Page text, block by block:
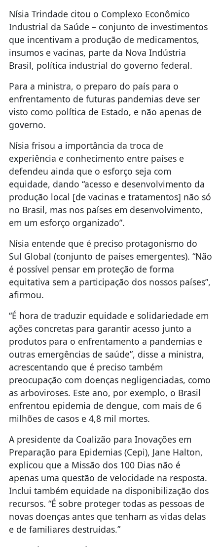
Nísia Trindade citou o Complexo Econômico
Industrial da Saúde – conjunto de investimentos
que incentivam a produção de medicamentos,
insumos e vacinas, parte da Nova Indústria
Brasil, política industrial do governo federal.
Para a ministra, o preparo do país para o
enfrentamento de futuras pandemias deve ser
visto como política de Estado, e não apenas de
governo.
Nísia frisou a importância da troca de
experiência e conhecimento entre países e
defendeu ainda que o esforço seja com
equidade, dando “acesso e desenvolvimento da
produção local [de vacinas e tratamentos] não só
no Brasil, mas nos países em desenvolvimento,
em um esforço organizado”.
Nísia entende que é preciso protagonismo do
Sul Global (conjunto de países emergentes). “Não
é possível pensar em proteção de forma
equitativa sem a participação dos nossos países”,
afirmou.
“É hora de traduzir equidade e solidariedade em
ações concretas para garantir acesso junto a
produtos para o enfrentamento a pandemias e
outras emergências de saúde”, disse a ministra,
acrescentando que é preciso também
preocupação com doenças negligenciadas, como
as arboviroses. Este ano, por exemplo, o Brasil
enfrentou epidemia de dengue, com mais de 6
milhões de casos e 4,8 mil mortes.
A presidente da Coalizão para Inovações em
Preparação para Epidemias (Cepi), Jane Halton,
explicou que a Missão dos 100 Dias não é
apenas uma questão de velocidade na resposta.
Inclui também equidade na disponibilização dos
recursos. “É sobre proteger todas as pessoas de
novas doenças antes que tenham as vidas delas
e de familiares destruídas.”